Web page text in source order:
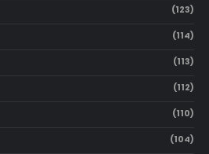
(123)
(114)
(113)
(112)
(110)
(104)